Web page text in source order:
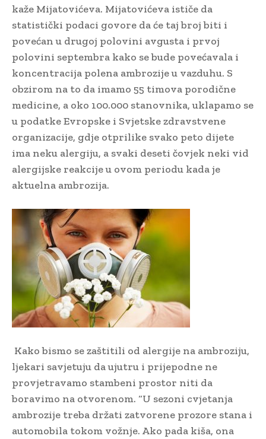
kaže Mijatovićeva. Mijatovićeva ističe da
statistički podaci govore da će taj broj biti i
povećan u drugoj polovini avgusta i prvoj
polovini septembra kako se bude povećavala i
koncentracija polena ambrozije u vazduhu. S
obzirom na to da imamo 55 timova porodične
medicine, a oko 100.000 stanovnika, uklapamo se
u podatke Evropske i Svjetske zdravstvene
organizacije, gdje otprilike svako peto dijete
ima neku alergiju, a svaki deseti čovjek neki vid
alergijske reakcije u ovom periodu kada je
aktuelna ambrozija.
Kako bismo se zaštitili od alergije na ambroziju,
ljekari savjetuju da ujutru i prijepodne ne
provjetravamo stambeni prostor niti da
boravimo na otvorenom. “U sezoni cvjetanja
ambrozije treba držati zatvorene prozore stana i
automobila tokom vožnje. Ako pada kiša, ona